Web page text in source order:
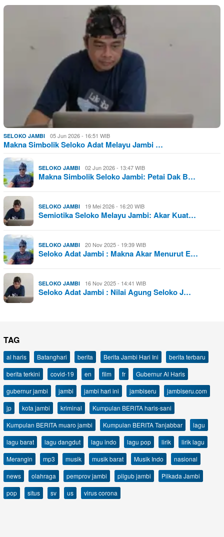
SELOKO JAMBI 05 Jun 2026 - 16:51 WIB
Makna Simbolik Seloko Adat Melayu Jambi …
SELOKO JAMBI 02 Jun 2026 - 13:47 WIB
Makna Simbolik Seloko Jambi: Petai Dak B…
SELOKO JAMBI 19 Mei 2026 - 16:20 WIB
Semiotika Seloko Melayu Jambi: Akar Kuat…
SELOKO JAMBI 20 Nov 2025 - 19:39 WIB
Seloko Adat Jambi : Makna Akar Menurut E…
SELOKO JAMBI 16 Nov 2025 - 14:41 WIB
Seloko Adat Jambi : Nilai Agung Seloko J…
TAG
al haris Batanghari berita Berita Jambi Hari Ini
berita terbaru
berita terkini
covid-19 en film fr
Gubernur Al Haris
gubernur jambi
jambi jambi hari ini jambiseru
jambiseru.com
jp
kota jambi kriminal
Kumpulan BERITA haris-sani
Kumpulan BERITA muaro jambi
Kumpulan BERITA Tanjabbar
lagu
lagu barat
lagu dangdut lagu indo lagu pop lirik
lirik lagu
Merangin
mp3 musik musik barat Musik Indo
nasional
news
olahraga pemprov jambi pilgub jambi
Pilkada Jambi
pop
situs sv us virus corona